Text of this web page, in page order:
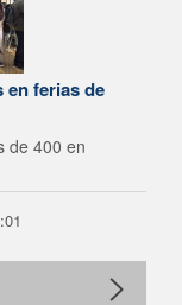
en ferias de
de 400 en